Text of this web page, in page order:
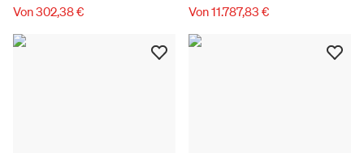
Von 302,38 €
Von 11.787,83 €